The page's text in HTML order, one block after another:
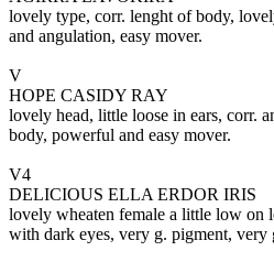
lovely type, corr. lenght of body,
and angulation, easy mover.
V
HOPE CASIDY RAY
lovely head, little loose in ears, corr.
body, powerful and easy mover.
V4
DELICIOUS ELLA ERDOR IRIS
lovely wheaten female a little low on
with dark eyes, very g. pigment, very